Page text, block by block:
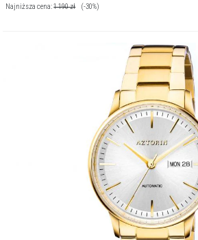
Najniższa cena:1 190zł (-30%)